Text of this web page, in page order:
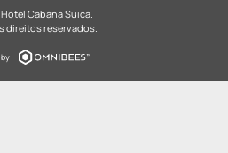
Cabana Suica.
direitos reservados.